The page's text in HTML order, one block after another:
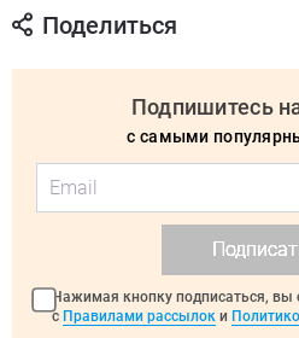
Поделиться
Подпишитесь
с самыми
Нажимая кнопку подписаться, вы
с Правилами рассылок и